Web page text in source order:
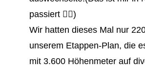
passiert 🤷‍♂️)
Wir hatten dieses Mal nur
unserem Etappen-Plan, die
mit 3.600 Höhenmeter auf